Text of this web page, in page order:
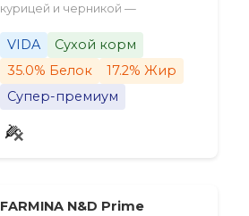
курицей и черникой —
VIDA
Сухой корм
35.0% Белок
17.2% Жир
Супер-премиум
FARMINA N&D Prime